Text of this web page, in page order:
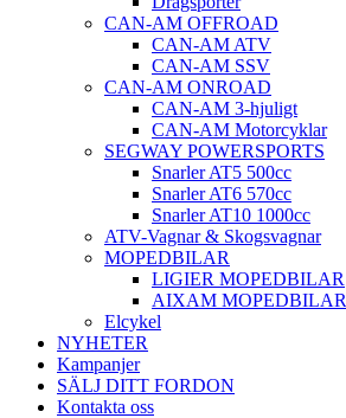
CAN-AM OFFROAD
CAN-AM ATV
CAN-AM SSV
CAN-AM ONROAD
CAN-AM 3-hjuligt
CAN-AM Motorcyklar
SEGWAY POWERSPORTS
Snarler AT5 500cc
Snarler AT6 570cc
Snarler AT10 1000cc
ATV-Vagnar & Skogsvagnar
MOPEDBILAR
LIGIER MOPEDBILAR
AIXAM MOPEDBILAR
Elcykel
NYHETER
Kampanjer
SÄLJ DITT FORDON
Kontakta oss